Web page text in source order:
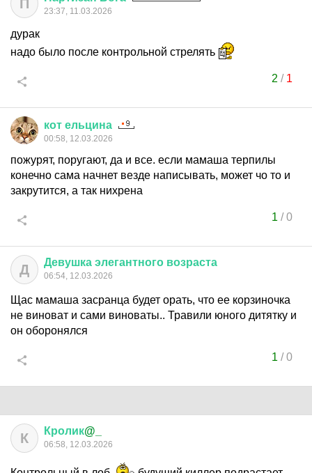
П 23:37, 11.03.2026
дурак
надо было после контрольной стрелять
2 / 1
кот ельцина
00:58, 12.03.2026
пожурят, поругают, да и все. если мамаша терпилы
конечно сама начнет везде написывать, может чо то и
закрутится, а так нихрена
1 /0
Д Девушка элегантного возраста
06:54, 12.03.2026
Щас мамаша засранца будет орать, что ее корзиночка
не виноват и сами виноваты.. Травили юного дитятку и
он оборонялся
1 /0
К Кролик@_
06:58, 12.03.2026